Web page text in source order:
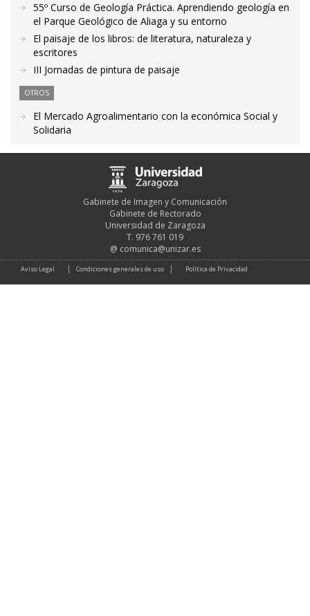
55º Curso de Geología Práctica. Aprendiendo geología en
el Parque Geológico de Aliaga y su entorno
El paisaje de los libros: de literatura, naturaleza y
escritores
III Jornadas de pintura de paisaje
OTROS
El Mercado Agroalimentario con la económica Social y
Solidaria
Gabinete de Imagen y Comunicación
Gabinete de Rectorado
Universidad de Zaragoza
T. 976 761 019
@ comunica@unizar.es
Aviso Legal Condiciones generales de uso Política de Privacidad